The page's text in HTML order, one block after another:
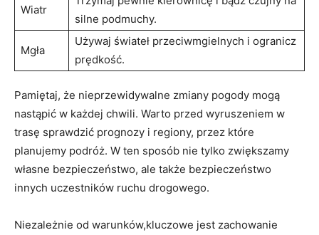
Wiatr
silne ‍podmuchy.
Mgła
Używaj świateł‌ przeciwmgielnych i ogranicz
prędkość.
Pamiętaj, że nieprzewidywalne zmiany pogody mogą
‍nastąpić‍ w ‍każdej⁣ chwili. Warto przed ⁢wyruszeniem w ​
trasę sprawdzić prognozy i ​regiony, przez które
⁢planujemy podróż.‌ W ⁣ten sposób ⁣nie tylko​ zwiększamy ​
własne bezpieczeństwo, ale⁢ także‌ bezpieczeństwo
innych uczestników ruchu‌ drogowego.
Niezależnie od⁤ warunków,kluczowe jest zachowanie